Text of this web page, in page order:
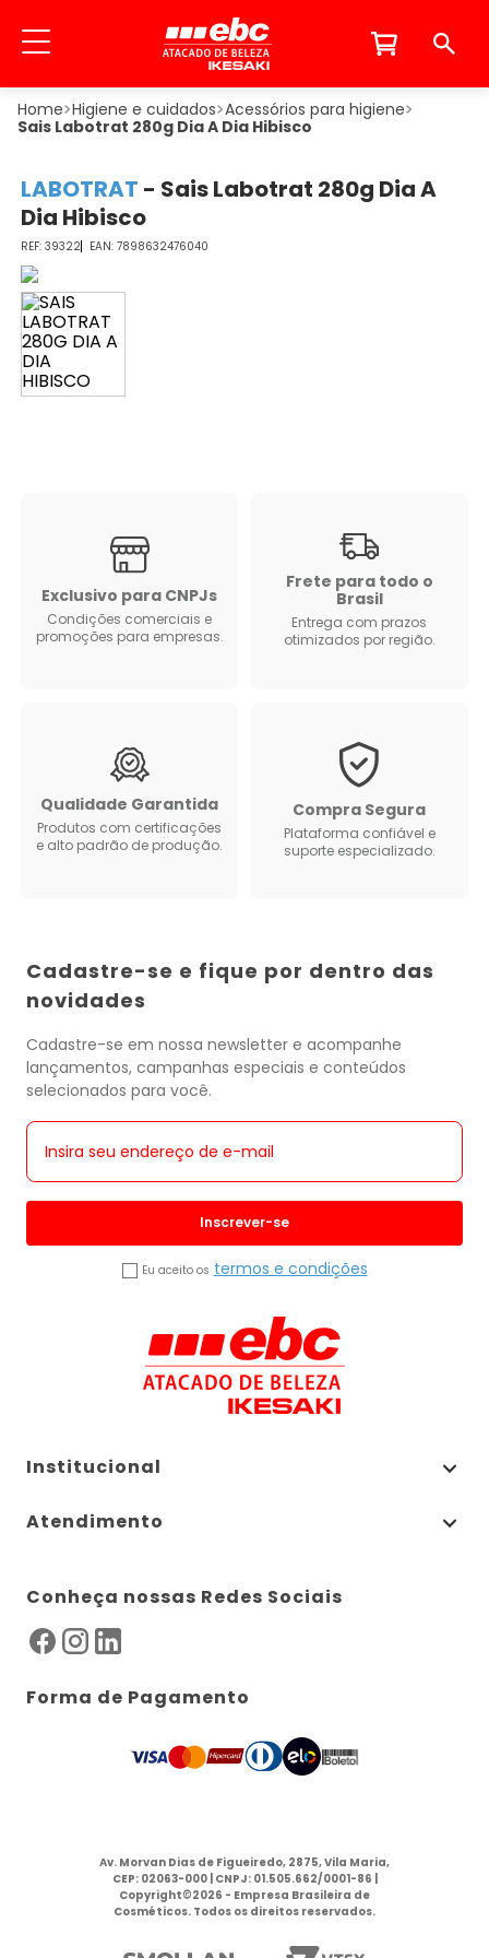
Higiene e cuidados Acessórios para higiene
Sais Labotrat 280g Dia A Dia Hibisco
LABOTRAT - Sais Labotrat 280g Dia A
Dia Hibisco
39322 7898632476040
Exclusivo para CNPJs
Condições comerciais e
promoções para empresas.
Frete para todo o
Brasil
Entrega com prazos
otimizados por região.
Qualidade Garantida
Produtos com certificações
e alto padrão de produção.
Compra Segura
Plataforma confiável e
suporte especializado.
Cadastre-se e fique por dentro das
novidades
Cadastre-se em nossa newsletter e acompanhe
lançamentos, campanhas especiais e conteúdos
selecionados para você.
Inscrever-se
Eu aceito os termos e condições
Institucional
Atendimento
Conheça nossas Redes Sociais
Forma de Pagamento
Av. Morvan Dias de Figueiredo, 2875, Vila Maria,
CEP: 02063-000 | CNPJ: 01.505.662/0001-86 |
Copyright©2026 - Empresa Brasileira de
Cosméticos. Todos os direitos reservados.